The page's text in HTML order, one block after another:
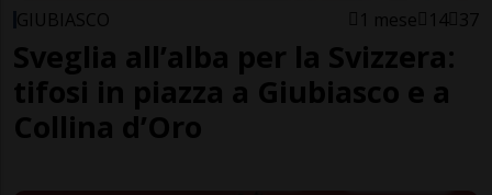
GIUBIASCO 1 mese 14 37
Sveglia all’alba per la Svizzera:
tifosi in piazza a Giubiasco e a
Collina d’Oro